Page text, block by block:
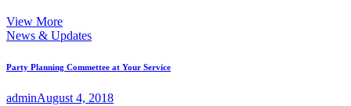
View More
News & Updates
Party Planning Commettee at Your Service
adminAugust 4, 2018